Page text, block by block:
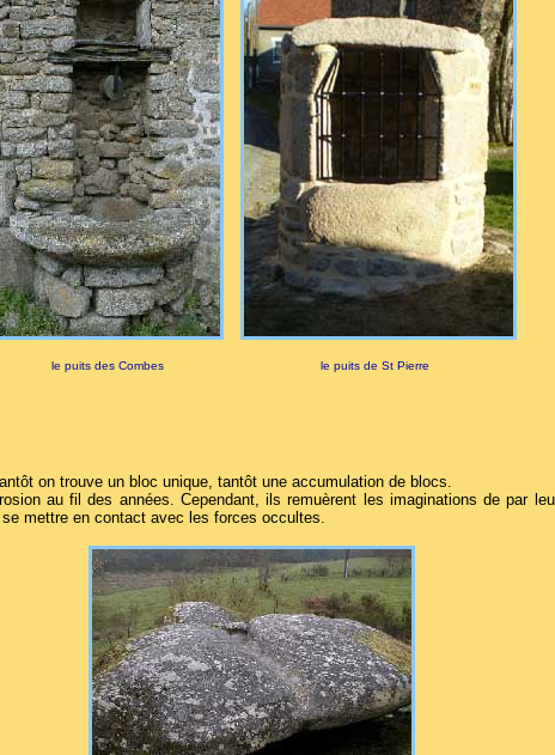
le puits des Combes le puits de St Pierre
on trouve un bloc unique, tantôt une accumulation de blocs.
au fil des années. Cependant, ils remuèrent les imaginations de par
mettre en contact avec les forces occultes.